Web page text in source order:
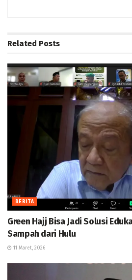
Related Posts
BERITA
Green Hajj Bisa Jadi Solusi
Sampah dari Hulu
11 Maret, 2026